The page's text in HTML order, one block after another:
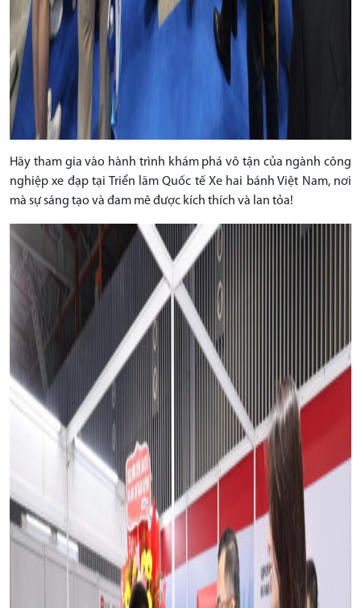
Hãy tham gia vào hành trình khám phá vô tận của ngành công
nghiệp xe đạp tại Triển lãm Quốc tế Xe hai bánh Việt Nam, nơi
mà sự sáng tạo và đam mê được kích thích và lan tỏa!